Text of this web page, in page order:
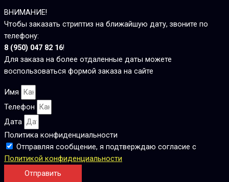
ВНИМАНИЕ!
Чтобы заказать стриптиз на ближайшую дату, звоните по
телефону:
8 (950) 047 82 16!
Для заказа на более отдаленные даты можете
воспользоваться формой заказа на сайте
Имя
Телефон
Дата
Политика конфиденциальности
Отправляя сообщение, я подтверждаю согласие с
Политикой конфиденциальности
Отправить